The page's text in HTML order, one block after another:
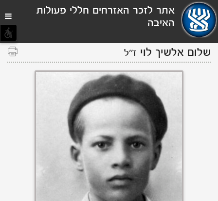
תפריט
נגישות
אתר לזכר האזרחים חללי פעולות
האיבה
שלום אלשיך לוי ז''ל